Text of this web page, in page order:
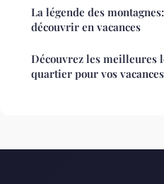
La légende des
découvrir en vacances
Découvrez les meilleures
quartier pour vos vacances